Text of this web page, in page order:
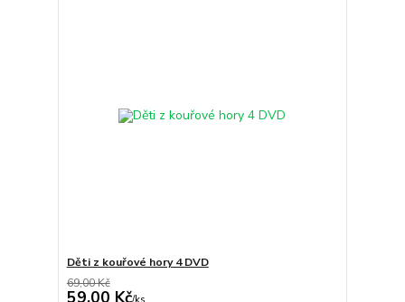
Děti z kouřové hory 4 DVD
69,00 Kč
59,00 Kč